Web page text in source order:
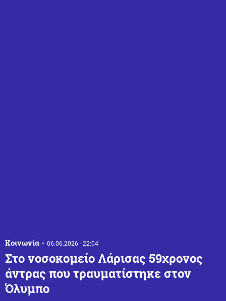
Κοινωνία 06.06.2026 - 22:04
Στο νοσοκομείο Λάρισας 59χρονος
άντρας που τραυματίστηκε στον
Όλυμπο